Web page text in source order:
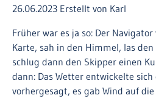
26.06.2023 Erstellt von Karl
Früher war es ja so: Der
Karte, sah in den Himmel, las
schlug dann den Skipper einen
dann: Das Wetter entwickelte sich
vorhergesagt, es gab Wind auf